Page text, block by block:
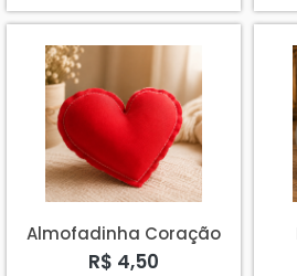
Almofadinha Coração
R$ 4,50